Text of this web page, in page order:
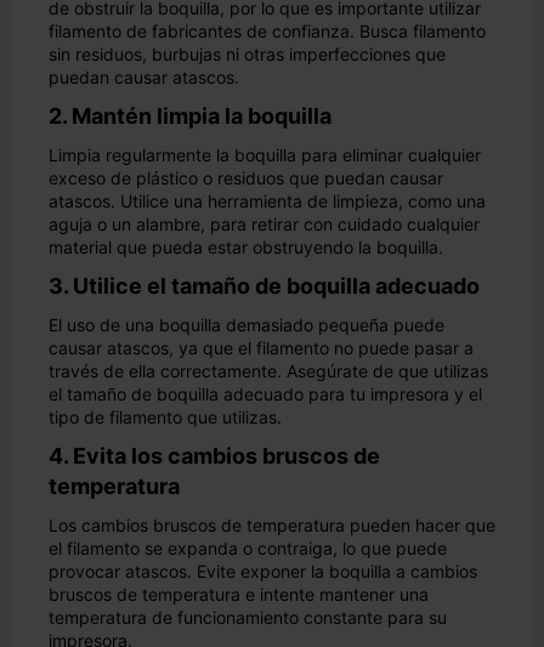
de obstruir la boquilla, por lo que es importante utilizar
filamento de fabricantes de confianza. Busca filamento
sin residuos, burbujas ni otras imperfecciones que
puedan causar atascos.
2. Mantén limpia la boquilla
Limpia regularmente la boquilla para eliminar cualquier
exceso de plástico o residuos que puedan causar
atascos. Utilice una herramienta de limpieza, como una
aguja o un alambre, para retirar con cuidado cualquier
material que pueda estar obstruyendo la boquilla.
3. Utilice el tamaño de boquilla adecuado
El uso de una boquilla demasiado pequeña puede
causar atascos, ya que el filamento no puede pasar a
través de ella correctamente. Asegúrate de que utilizas
el tamaño de boquilla adecuado para tu impresora y el
tipo de filamento que utilizas.
4. Evita los cambios bruscos de
temperatura
Los cambios bruscos de temperatura pueden hacer que
el filamento se expanda o contraiga, lo que puede
provocar atascos. Evite exponer la boquilla a cambios
bruscos de temperatura e intente mantener una
temperatura de funcionamiento constante para su
impresora.